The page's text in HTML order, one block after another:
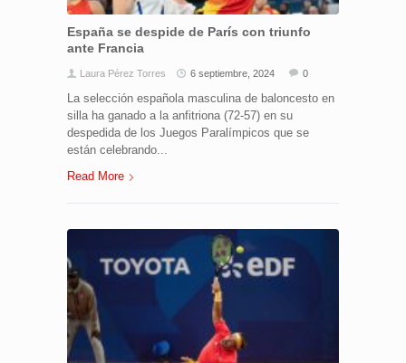
España se despide de París con triunfo
ante Francia
Laura Pérez Torres 6 septiembre, 2024 0
La selección española masculina de baloncesto en
silla ha ganado a la anfitriona (72-57) en su
despedida de los Juegos Paralímpicos que se
están celebrando...
Read More